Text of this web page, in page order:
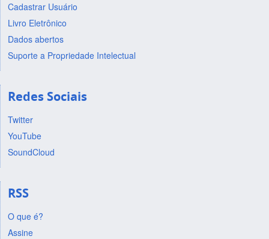
Cadastrar Usuário
Livro Eletrônico
Dados abertos
Suporte a Propriedade Intelectual
Redes Sociais
Twitter
YouTube
SoundCloud
RSS
O que é?
Assine